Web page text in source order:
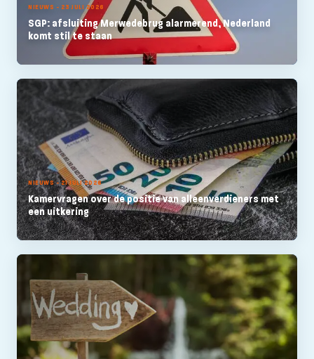
NIEUWS - 23 JULI 2026
SGP: afsluiting Merwedebrug alarmerend, Nederland
komt stil te staan
NIEUWS - 21 JULI 2026
Kamervragen over de positie van alleenverdieners met
een uitkering